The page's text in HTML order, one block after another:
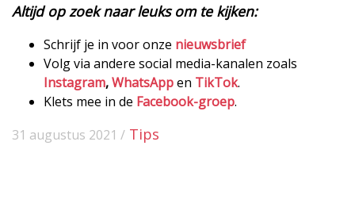
Altijd op zoek naar leuks om te kijken:
Schrijf je in voor onze nieuwsbrief
Volg via andere social media-kanalen zoals
Instagram,WhatsAppen TikTok.
Klets mee in de Facebook-groep.
31 augustus 2021 / Tips